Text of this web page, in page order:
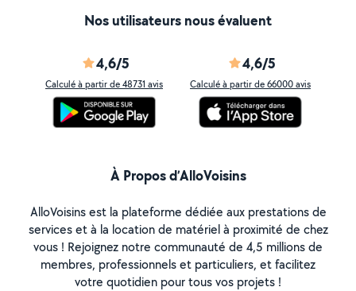
Nos utilisateurs nous évaluent
4,6/5
Calculé à partir de 48731 avis
4,6/5
Calculé à partir de 66000 avis
À Propos d’AlloVoisins
AlloVoisins est la plateforme dédiée aux prestations de
services et à la location de matériel à proximité de chez
vous ! Rejoignez notre communauté de 4,5 millions de
membres, professionnels et particuliers, et facilitez
votre quotidien pour tous vos projets !